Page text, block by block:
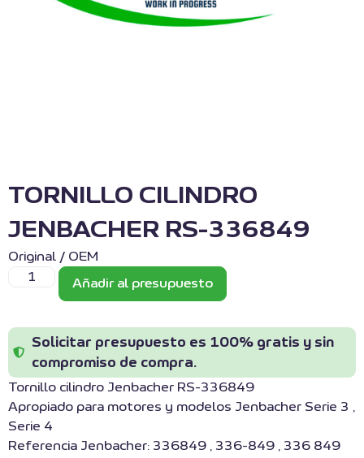
TORNILLO CILINDRO
JENBACHER RS-336849
Original / OEM
Añadir al presupuesto
Solicitar presupuesto es 100% gratis y sin
compromiso de compra.
Tornillo cilindro Jenbacher RS-336849
Apropiado para motores y modelos Jenbacher Serie 3 ,
Serie 4
Referencia Jenbacher: 336849 , 336-849 , 336 849